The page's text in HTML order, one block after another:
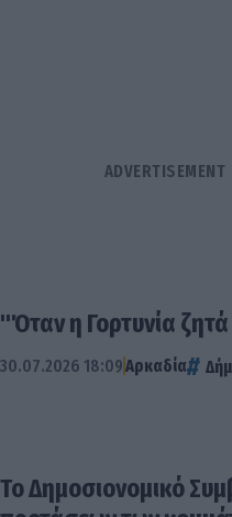
"Όταν η Γορτυνία
30.07.2026 18:09Αρκαδία
Το Δημοσιονομικό